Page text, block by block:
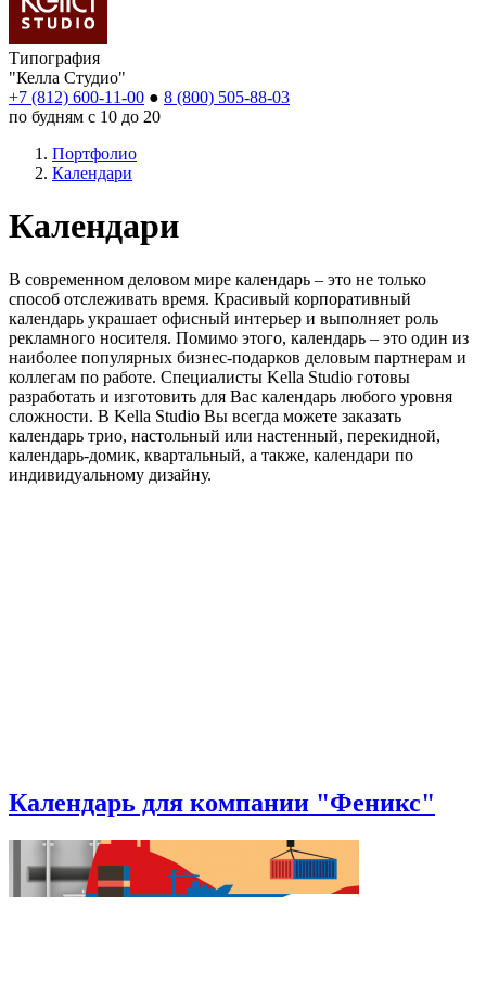
Типография
"Келла Студио"
+7 (812) 600-11-00 ● 8 (800) 505-88-03
по будням с 10 до 20
Портфолио
Календари
Календари
В современном деловом мире календарь – это не только
способ отслеживать время. Красивый корпоративный
календарь украшает офисный интерьер и выполняет роль
рекламного носителя. Помимо этого, календарь – это один из
наиболее популярных бизнес-подарков деловым партнерам и
коллегам по работе. Специалисты Kella Studio готовы
разработать и изготовить для Вас календарь любого уровня
сложности. В Kella Studio Вы всегда можете заказать
календарь трио, настольный или настенный, перекидной,
календарь-домик, квартальный, а также, календари по
индивидуальному дизайну.
Календарь для компании "Феникс"